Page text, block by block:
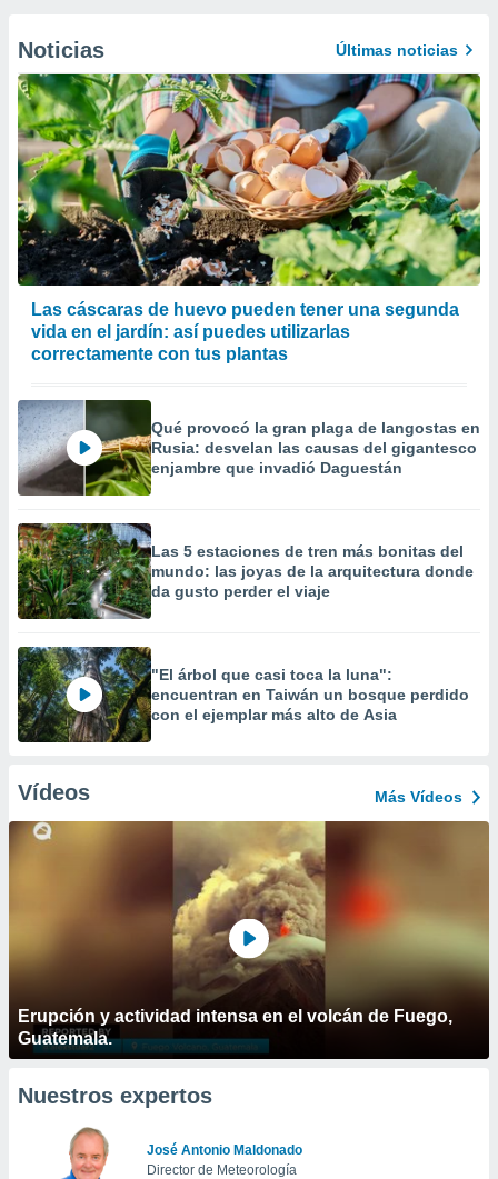
Noticias Últimas noticias
Las cáscaras de huevo pueden tener una segunda
vida en el jardín: así puedes utilizarlas
correctamente con tus plantas
Qué provocó la gran plaga de langostas en
Rusia: desvelan las causas del gigantesco
enjambre que invadió Daguestán
Las 5 estaciones de tren más bonitas del
mundo: las joyas de la arquitectura donde
da gusto perder el viaje
"El árbol que casi toca la luna":
encuentran en Taiwán un bosque perdido
con el ejemplar más alto de Asia
Vídeos Más Vídeos
Erupción y actividad intensa en el volcán de Fuego,
Guatemala.
Nuestros expertos
José Antonio Maldonado
Director de Meteorología